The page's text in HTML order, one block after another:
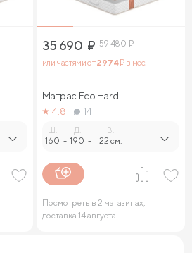
35 690 ₽ 59 480₽
или частями от2 974₽ в мес.
Матрас Eco Hard
4.8
14
160 -
Д.
190 -
В.
22 см.
Посмотреть в 2 магазинах,
доставка 14 августа